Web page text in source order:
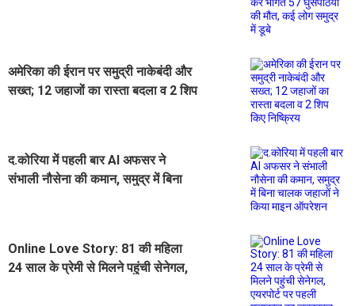
अमेरिका की ईरान पर समुद्री नाकेबंदी और
सख्त; 12 जहाजों का रास्ता बदला व 2 शिप
द.कोरिया में पहली बार AI अफसर ने
संभाली नौसेना की कमान, समुद्र में बिना
Online Love Story: 81 की महिला
24 साल के प्रेमी से मिलने पहुंची सेनेगल,